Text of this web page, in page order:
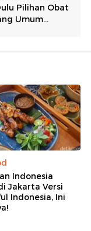
Indonesia
Jakarta Versi
Indonesia, Ini